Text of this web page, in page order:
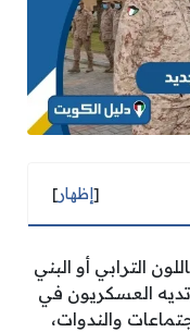
[إظهار]
الترابي أو البني
العسكريون في
والندوات،